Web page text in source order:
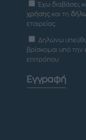
Έχω διαβάσει,
χρήσης και τη
εταιρείας
Δηλώνω
βρίσκομαι υπό
επιτρόπου
Εγγραφή